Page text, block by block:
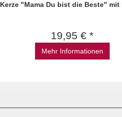
Kerze "Mama Du bist die Beste" mit
19,95 € *
Mehr Informationen